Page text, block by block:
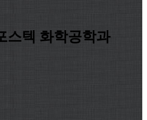
스텍 화학공학과